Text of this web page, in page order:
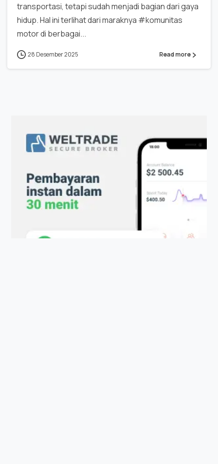
transportasi, tetapi sudah menjadi bagian dari gaya
hidup. Hal ini terlihat dari maraknya #komunitas
motor di berbagai...
28 Desember 2025 Read more